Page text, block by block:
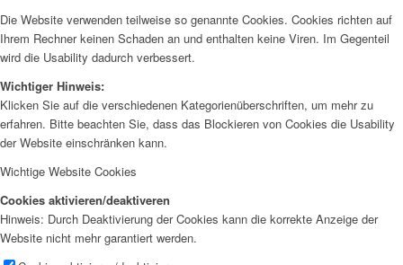
Die Website verwenden teilweise so genannte Cookies. Cookies richten auf
Ihrem Rechner keinen Schaden an und enthalten keine Viren. Im Gegenteil
wird die Usability dadurch verbessert.
Wichtiger Hinweis:
Klicken Sie auf die verschiedenen Kategorienüberschriften, um mehr zu
erfahren. Bitte beachten Sie, dass das Blockieren von Cookies die Usability
der Website einschränken kann.
Wichtige Website Cookies
Cookies aktivieren/deaktiveren
Hinweis: Durch Deaktivierung der Cookies kann die korrekte Anzeige der
Website nicht mehr garantiert werden.